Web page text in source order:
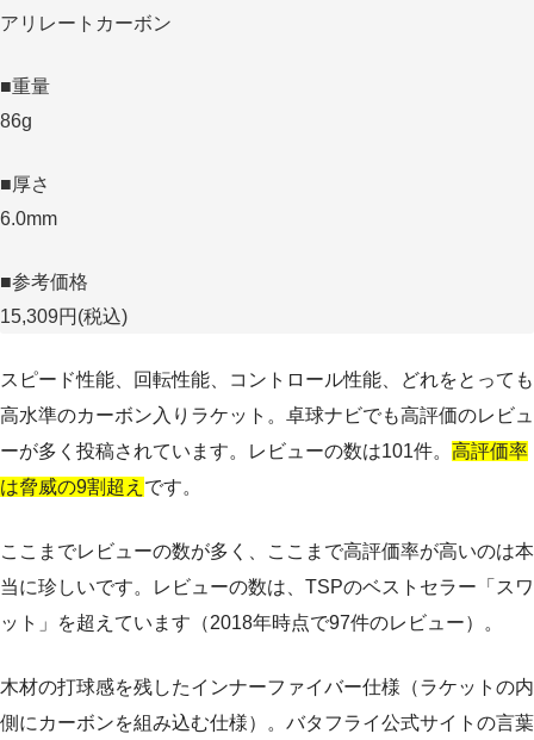
アリレートカーボン
■重量
86g
■厚さ
6.0mm
■参考価格
15,309円(税込)
スピード性能、回転性能、コントロール性能、どれをとっても
高水準のカーボン入りラケット。卓球ナビでも高評価のレビュ
ーが多く投稿されています。レビューの数は101件。 高評価率
は脅威の9割超え です。
ここまでレビューの数が多く、ここまで高評価率が高いのは本
当に珍しいです。レビューの数は、TSPのベストセラー「スワ
ット」を超えています（2018年時点で97件のレビュー）。
木材の打球感を残したインナーファイバー仕様（ラケットの内
側にカーボンを組み込む仕様）。バタフライ公式サイトの言葉